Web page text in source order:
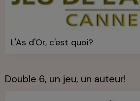
L'As d'Or, c'est quoi?
Double 6, un jeu, un auteur!